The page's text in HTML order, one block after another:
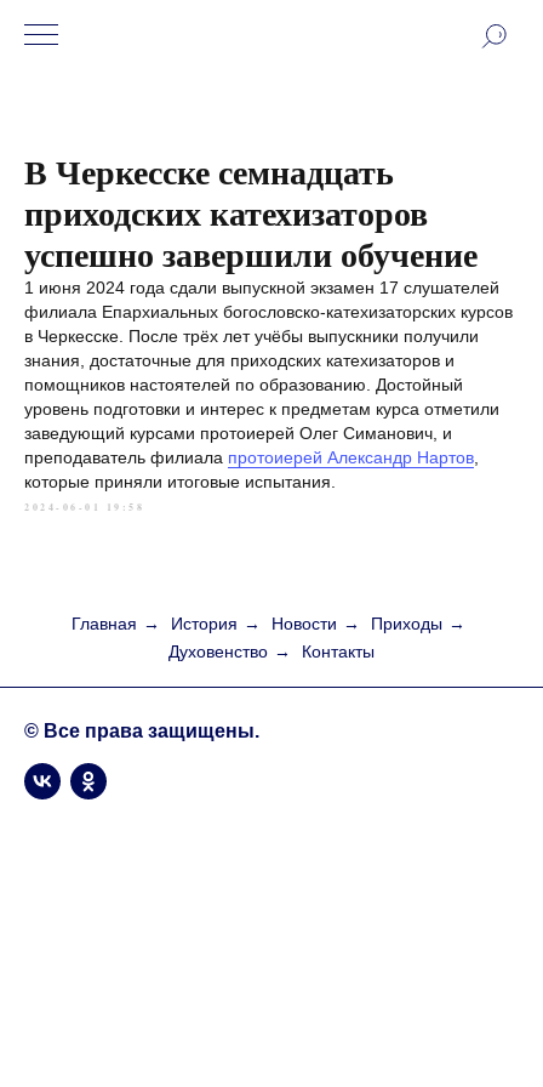
В Черкесске семнадцать
приходских катехизаторов
успешно завершили обучение
1 июня 2024 года сдали выпускной экзамен 17 слушателей
филиала Епархиальных богословско-катехизаторских курсов
в Черкесске. После трёх лет учёбы выпускники получили
знания, достаточные для приходских катехизаторов и
помощников настоятелей по образованию. Достойный
уровень подготовки и интерес к предметам курса отметили
заведующий курсами протоиерей Олег Симанович, и
преподаватель филиала протоиерей Александр Нартов
которые приняли итоговые испытания.
2024-06-01 19:58
Главная → История → Новости → Приходы →
Духовенство → Контакты
© Все права защищены.